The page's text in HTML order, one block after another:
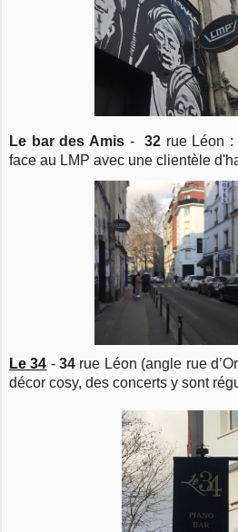
Le bar des Amis -32 rue Léon
face au LMP avec une clientèle
Le 34 -34 rue Léon (angle rue
décor cosy, des concerts y sont